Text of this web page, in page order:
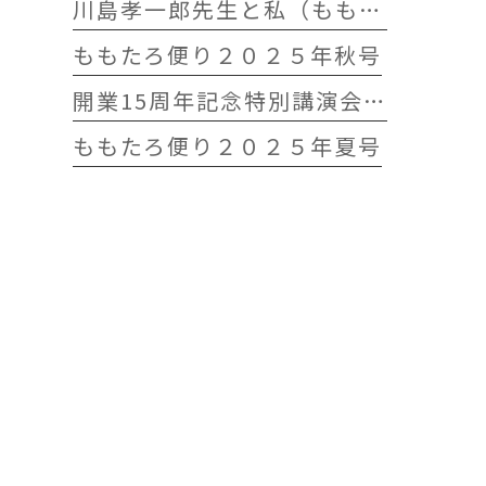
川島孝一郎先生と私（ももたろう往診クリニック開院15周年記念特別講演会）
ももたろ便り２０２５年秋号
開業15周年記念特別講演会 開催します
ももたろ便り２０２５年夏号